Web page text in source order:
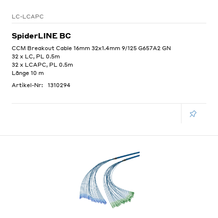
LC-LCAPC
SpiderLINE BC
CCM Breakout Cable 16mm 32x1.4mm 9/125 G657A2 GN
32 x LC, PL 0.5m
32 x LCAPC, PL 0.5m
Länge 10 m
Artikel-Nr:
1310294